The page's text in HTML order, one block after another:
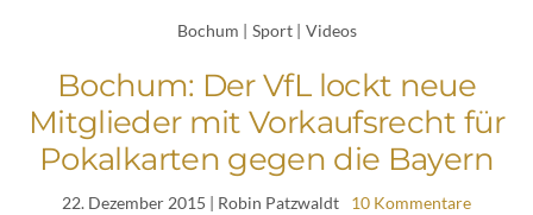
Bochum | Sport | Videos
Bochum: Der VfL lockt neue
Mitglieder mit Vorkaufsrecht für
Pokalkarten gegen die Bayern
22. Dezember 2015 | Robin Patzwaldt 10 Kommentare